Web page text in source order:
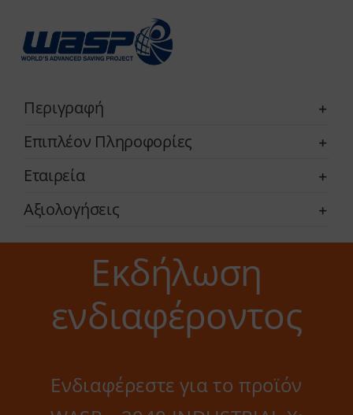
Περιγραφή
Επιπλέον Πληροφορίες
Εταιρεία
Αξιολογήσεις
Εκδήλωση
ενδιαφέροντος
Ενδιαφέρεστε για το προϊόν